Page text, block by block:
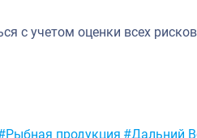
с учетом оценки всех
продукция #Дальний